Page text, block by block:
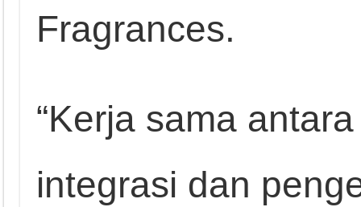
Fragrances.
“Kerja sama
integrasi dan